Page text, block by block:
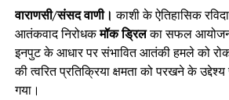
वाराणसी/संसद वाणी।काशी के ऐतिहासिक
आतंकवाद निरोधकमॉक ड्रिलका सफल आयोजन
इनपुट के आधार पर संभावित आतंकी हमले को
की त्वरित प्रतिक्रिया क्षमता को परखने के
गया।